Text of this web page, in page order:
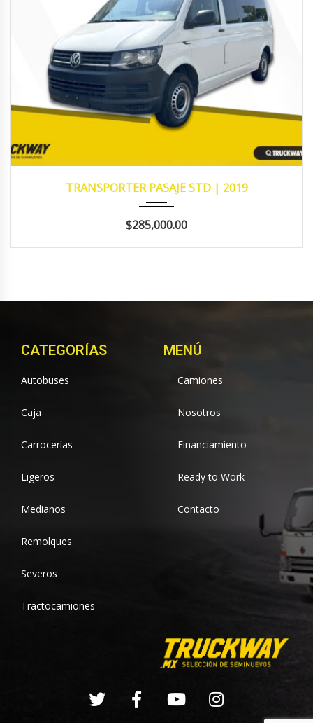
TRANSPORTER PASAJE STD | 2019
$285,000.00
CATEGORÍAS
Autobuses
Caja
Carrocerías
Ligeros
Medianos
Remolques
Severos
Tractocamiones
MENÚ
Camiones
Nosotros
Financiamiento
Ready to Work
Contacto